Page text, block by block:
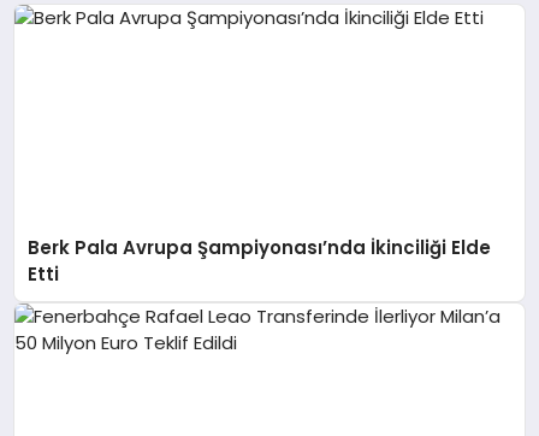
Berk Pala Avrupa Şampiyonası’nda İkinciliği Elde
Etti